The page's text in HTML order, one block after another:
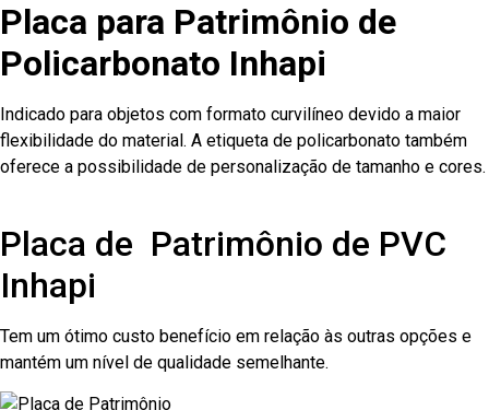
Placa para Patrimônio de
Policarbonato Inhapi
Indicado para objetos com formato curvilíneo devido a maior
flexibilidade do material. A etiqueta de policarbonato também
oferece a possibilidade de personalização de tamanho e cores.
Placa de Patrimônio de PVC
Inhapi
Tem um ótimo custo benefício em relação às outras opções e
mantém um nível de qualidade semelhante.